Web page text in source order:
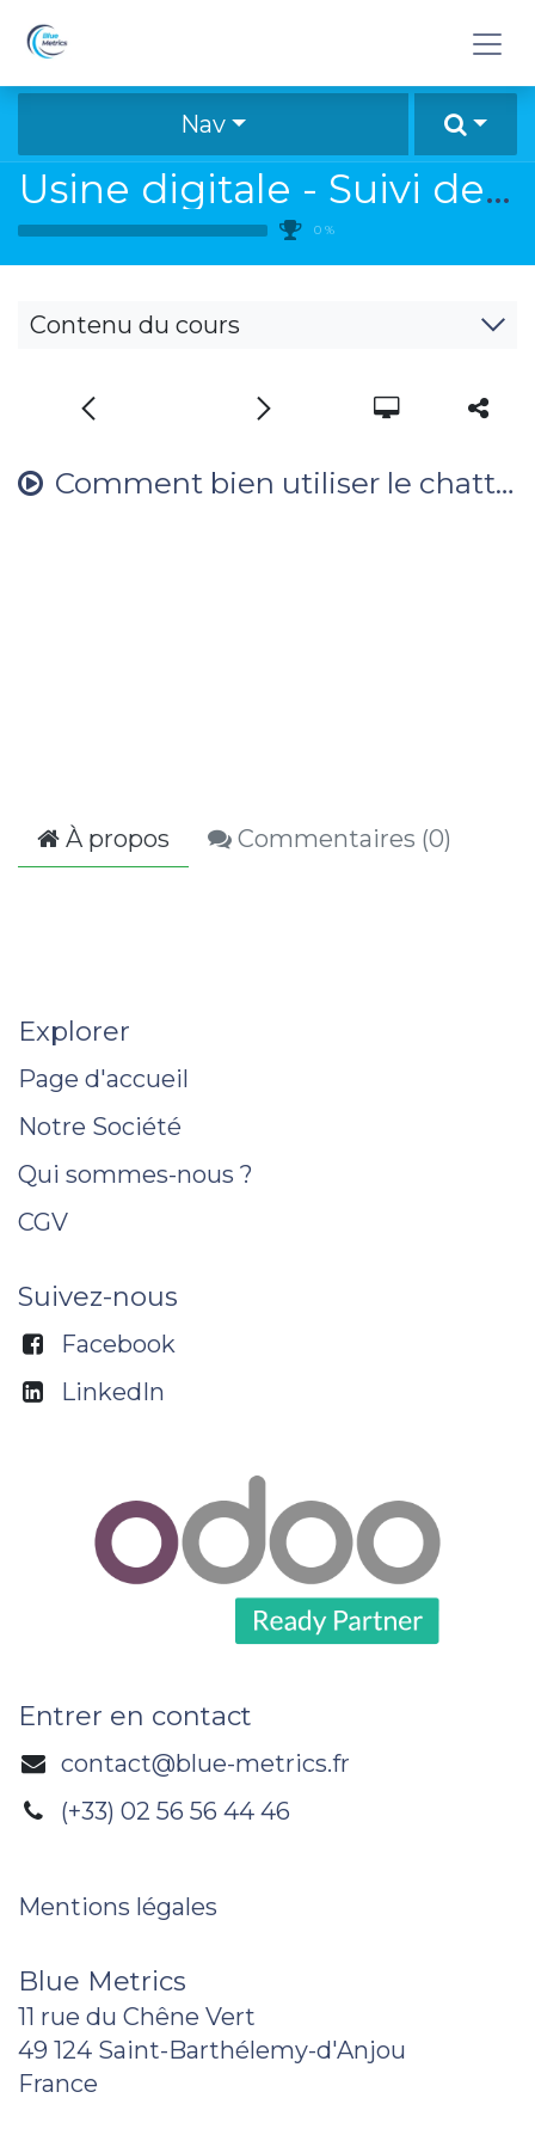
Se rendre au contenu
Nav
Usine digitale - Suivi de lancement d'un nouveau modèle
0 %
Contenu du cours
Comment bien utiliser le chatter dans les suivi de lancement ?
À propos Commentaires (0)
Explorer
Page d'accueil
Notre Société
Qui sommes-nous ?
CGV
Suivez-nous
Facebook
LinkedIn
Entrer en contact
contact@blue-metrics.fr
(+33) 02 56 56 44 46
Mentions légales
Blue Metrics
11 rue du Chêne Vert
49 124 Saint-Barthélemy-d'Anjou
France